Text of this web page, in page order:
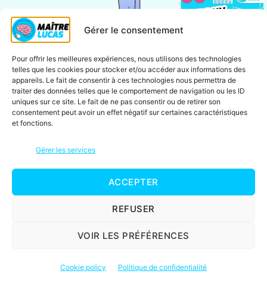
Gérer le consentement
Pour offrir les meilleures expériences, nous utilisons des technologies
telles que les cookies pour stocker et/ou accéder aux informations des
appareils. Le fait de consentir à ces technologies nous permettra de
traiter des données telles que le comportement de navigation ou les ID
uniques sur ce site. Le fait de ne pas consentir ou de retirer son
consentement peut avoir un effet négatif sur certaines caractéristiques
et fonctions.
Gérer les services
ACCEPTER
REFUSER
VOIR LES PRÉFÉRENCES
Cookie policy Politique de confidentialité
Outro fiche d’exercices
Dans cette vidéo, tu as appris à lire des
tableaux et des graphiques. Tu auras encore
attendant, tu peux t’entraîner avec cette fiche
sous cette vidéo. À très vite.
Une réponse sur « Lire un